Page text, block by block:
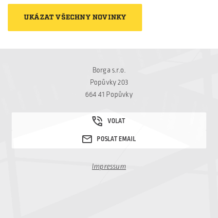
panelů, které zajišťují
dlouhou životnost. Díky
Rail Technical Service
GmbH v rakouském
Krieglachu, která se
souprav. Cílem projektu
bylo modernizovat
stávající haly tak, aby
energetickou úspornost
První hala prošla
UKÁZAT VŠECHNY NOVINKY
Borga s.r.o.
Popůvky 203
664 41 Popůvky
Impressum